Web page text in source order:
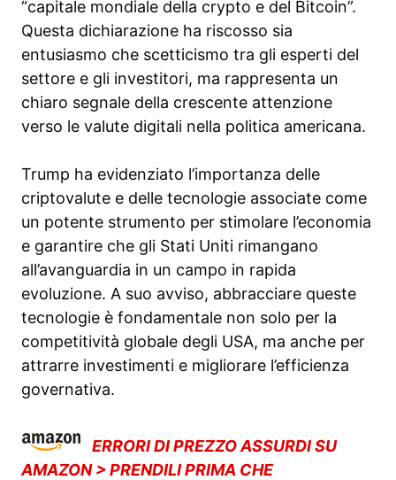
“capitale mondiale della crypto e del Bitcoin”.
Questa dichiarazione ha riscosso sia
entusiasmo che scetticismo tra gli esperti del
settore e gli investitori, ma rappresenta un
chiaro segnale della crescente attenzione
verso le valute digitali nella politica americana.
Trump ha evidenziato l’importanza delle
criptovalute e delle tecnologie associate come
un potente strumento per stimolare l’economia
e garantire che gli Stati Uniti rimangano
all’avanguardia in un campo in rapida
evoluzione. A suo avviso, abbracciare queste
tecnologie è fondamentale non solo per la
competitività globale degli USA, ma anche per
attrarre investimenti e migliorare l’efficienza
governativa.
ERRORI DI PREZZO ASSURDI SU
AMAZON > PRENDILI PRIMA CHE